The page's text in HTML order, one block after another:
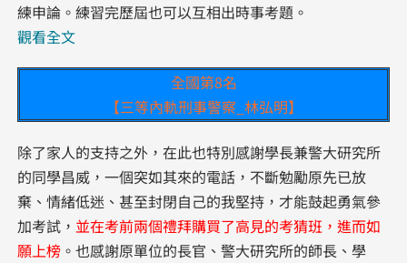
練申論。練習完歷屆也可以互相出時事考題。
觀看全文
全國第8名
【三等內軌刑事警察_林弘明】
除了家人的支持之外，在此也特別感謝學長兼警大研究所
的同學昌威，一個突如其來的電話，不斷勉勵原先已放
棄、情緒低迷、甚至封閉自己的我堅持，才能鼓起勇氣參
加考試， 並在考前兩個禮拜購買了高見的考猜班，進而如
願上榜。也感謝原單位的長官、警大研究所的師長、學